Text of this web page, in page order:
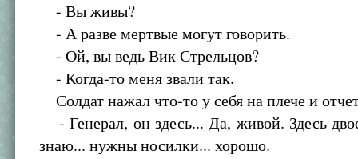
- Вы живы?
- А разве мертвые могут говорить.
- Ой, вы ведь Вик Стрельцов?
- Когда-то меня звали так.
Солдат нажал что-то у себя на плече и
- Генерал, он здесь... Да, живой. Здесь
знаю... нужны носилки... хорошо.